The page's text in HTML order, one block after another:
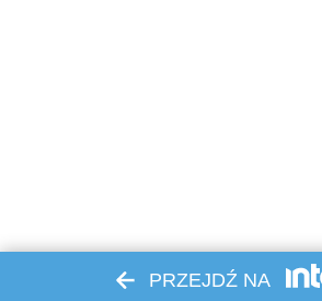
PRZEJDŹ NA